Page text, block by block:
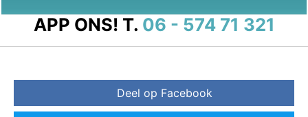
APP ONS! T. 06 - 574 71 321
Deel op Facebook